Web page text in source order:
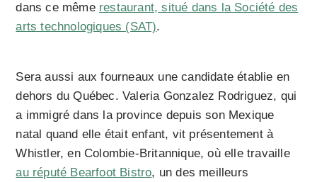
dans ce même restaurant, situé dans la Société des
arts technologiques (SAT).
Sera aussi aux fourneaux une candidate établie en
dehors du Québec. Valeria Gonzalez Rodriguez, qui
a immigré dans la province depuis son Mexique
natal quand elle était enfant, vit présentement à
Whistler, en Colombie-Britannique, où elle travaille
au réputé Bearfoot Bistro, un des meilleurs